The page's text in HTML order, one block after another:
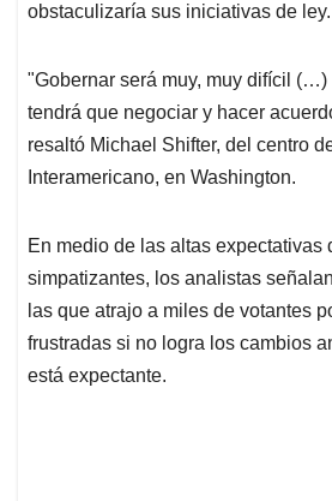
obstaculizaría sus iniciativas de ley.
"Gobernar será muy, muy difícil
tendrá que negociar y hacer
resaltó Michael Shifter, del centro
Interamericano, en Washington.
En medio de las altas expectativas
simpatizantes, los analistas
las que atrajo a miles de votantes
frustradas si no logra los cambios
está expectante.